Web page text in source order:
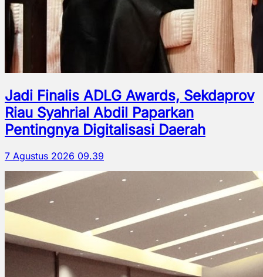
Jadi Finalis ADLG Awards, Sekdaprov
Riau Syahrial Abdil Paparkan
Pentingnya Digitalisasi Daerah
7 Agustus 2026 09.39